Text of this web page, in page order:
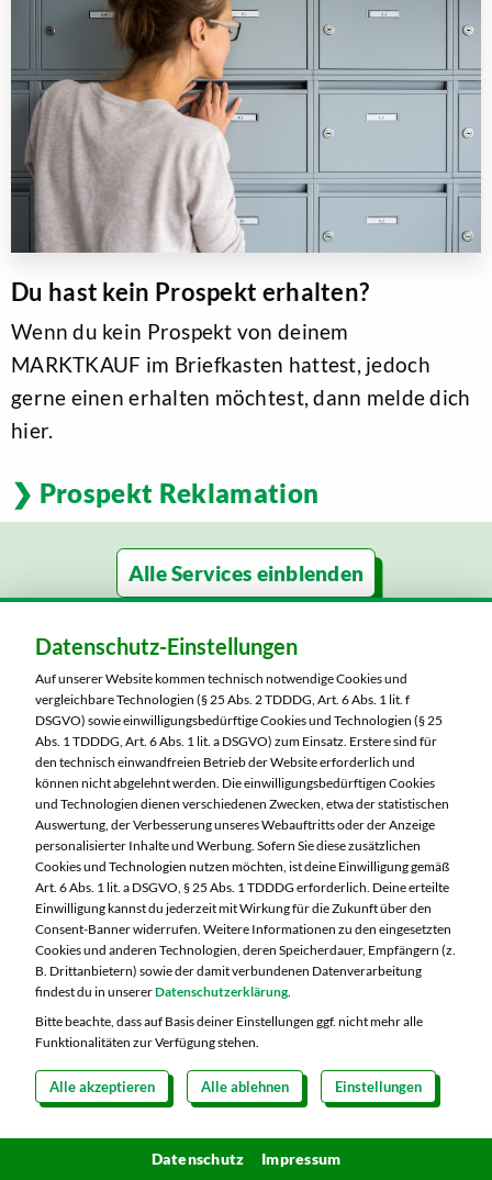
Du hast kein Prospekt erhalten?
Wenn du kein Prospekt von deinem
MARKTKAUF im Briefkasten hattest, jedoch
gerne einen erhalten möchtest, dann melde dich
hier.
Prospekt Reklamation
Alle Services
Apotheke
Ausbildender Betrieb
Backshop/Bäckerei
Blumengeschäft
Cashback
dpd Pickup Paketshop
EDEKA Fotoservice
EDEKA Gutscheinkarte
EDEKA smart
Einkaufsgutscheine
Fischtheke
Über uns
Dein MARKTKAUF in Görlitz
Schon seit 1993 befindet sich unser
MARKTKAUF im Görlitzer NeißeCenter. Dabei
sehen wir die unmittelbare Nähe zu den
Bereicherung für unsere Kunden und auch uns.
Datenschutz-Einstellungen
Auf unserer Website kommen technisch notwendige Cookies und
vergleichbare Technologien (§ 25 Abs. 2 TDDDG, Art. 6 Abs. 1 lit. f
DSGVO) sowie einwilligungsbedürftige Cookies und Technologien (§ 25
Abs. 1 TDDDG, Art. 6 Abs. 1 lit. a DSGVO) zum Einsatz. Erstere sind für
den technisch einwandfreien Betrieb der Website erforderlich und
können nicht abgelehnt werden. Die einwilligungsbedürftigen Cookies
und Technologien dienen verschiedenen Zwecken, etwa der statistischen
Auswertung, der Verbesserung unseres Webauftritts oder der Anzeige
personalisierter Inhalte und Werbung. Sofern Sie diese zusätzlichen
Cookies und Technologien nutzen möchten, ist deine Einwilligung gemäß
Art. 6 Abs. 1 lit. a DSGVO, § 25 Abs. 1 TDDDG erforderlich. Deine erteilte
Einwilligung kannst du jederzeit mit Wirkung für die Zukunft über den
Consent-Banner widerrufen. Weitere Informationen zu den eingesetzten
Cookies und anderen Technologien, deren Speicherdauer, Empfängern (z.
B. Drittanbietern) sowie der damit verbundenen Datenverarbeitung
findest du in unsererDatenschutzerklärung.
Bitte beachte, dass auf Basis deiner Einstellungen ggf. nicht mehr alle
Funktionalitäten zur Verfügung stehen.
Alle akzeptieren Alle ablehnen Einstellungen
Datenschutz Impressum